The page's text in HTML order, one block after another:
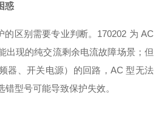
惑
的区别需要专业判断。170202 为 AC
出现的纯交流剩余电流故障场景；但
器、开关电源）的回路，AC 型无法
错型号可能导致保护失效。